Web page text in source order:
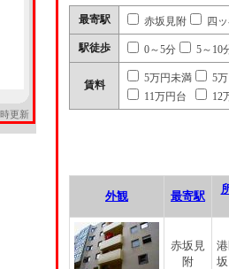
更新
最寄駅 赤坂見附 四
駅徒歩 0～5分 5～10
賃料
5万円未満
5
11万円台
12
外観 最寄駅
赤坂見
附